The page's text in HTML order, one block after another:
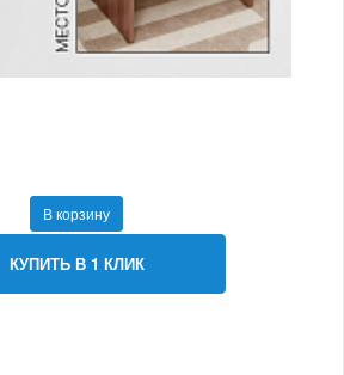
В корзину
КУПИТЬ В 1 КЛИК